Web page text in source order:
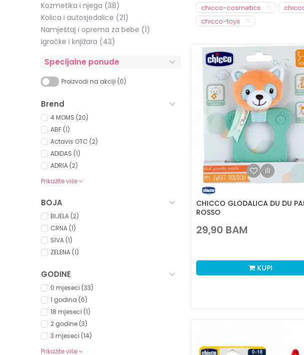
Kozmetika i njega (38)
Kolica i autosjedalice (21)
Namještaj i oprema za bebe (1)
Igračke i knjižara (43)
Specijalne ponude
Proizvodi na akciji (0)
Brend
4 MOMS (20)
ABF (1)
Actavis OTC (2)
ADIDAS (1)
ADRIA (2)
Prikažite više
BOJA
BIJELA (2)
CRNA (1)
SIVA (1)
ZELENA (1)
GODINE
0 mjeseci (33)
1 godina (6)
18 mjeseci (1)
2 godine (3)
3 mjeseci (14)
Prikažite više
chicco-cosmetics
chicco-toys
CHICCO GLODALICA DU DU
ROSSO
29,90 BAM
KUPI